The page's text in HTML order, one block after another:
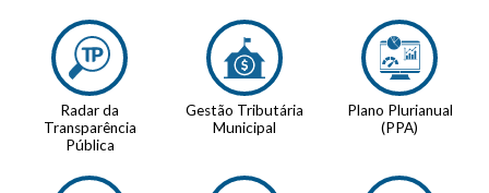
Radar da
Transparência
Pública
Gestão Tributária
Municipal
Plano Plurianual
(PPA)